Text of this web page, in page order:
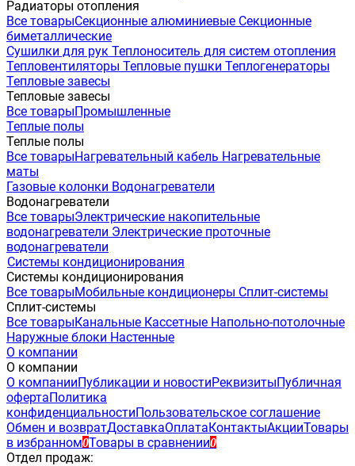
Радиаторы отопления
Все товарыСекционные алюминиевые Секционные
биметаллические
Сушилки для рук Теплоноситель для систем отопления
Тепловентиляторы Тепловые пушки Теплогенераторы
Тепловые завесы
Тепловые завесы
Все товарыПромышленные
Теплые полы
Теплые полы
Все товарыНагревательный кабель Нагревательные
маты
Газовые колонки Водонагреватели
Водонагреватели
Все товарыЭлектрические накопительные
водонагреватели Электрические проточные
водонагреватели
Системы кондиционирования
Системы кондиционирования
Все товарыМобильные кондиционеры Сплит-системы
Сплит-системы
Все товарыКанальные Кассетные Напольно-потолочные
Наружные блоки Настенные
О компании
О компании
О компанииПубликации и новостиРеквизитыПубличная
офертаПолитика
конфиденциальностиПользовательское соглашение
Обмен и возвратДоставкаОплатаКонтактыАкцииТовары
в избранном0Товары в сравнении0
Отдел продаж: